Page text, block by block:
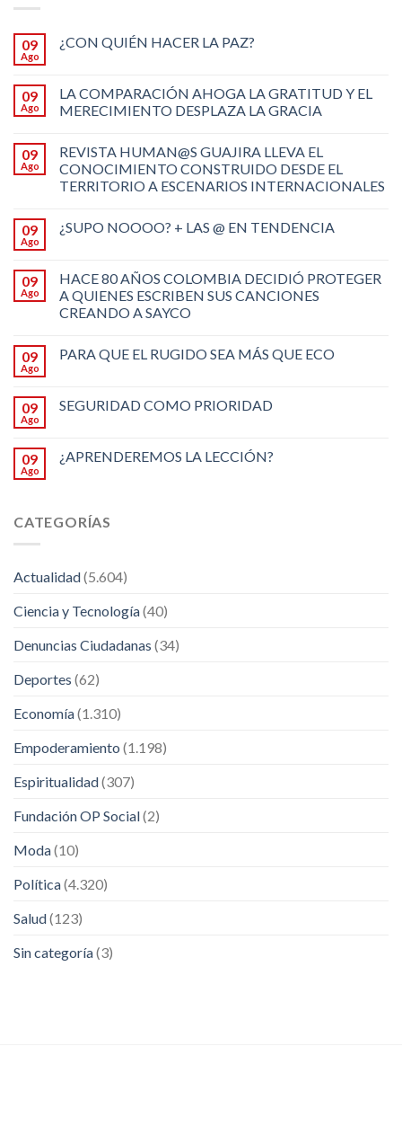
09
Ago
¿CON QUIÉN HACER LA PAZ?
09
Ago
LA COMPARACIÓN AHOGA LA GRATITUD Y EL
MERECIMIENTO DESPLAZA LA GRACIA
09
Ago
REVISTA HUMAN@S GUAJIRA LLEVA EL
CONOCIMIENTO CONSTRUIDO DESDE EL
TERRITORIO A ESCENARIOS INTERNACIONALES
09
Ago
¿SUPO NOOOO? + LAS @ EN TENDENCIA
09
Ago
HACE 80 AÑOS COLOMBIA DECIDIÓ PROTEGER
A QUIENES ESCRIBEN SUS CANCIONES
CREANDO A SAYCO
09
Ago
PARA QUE EL RUGIDO SEA MÁS QUE ECO
09
Ago
SEGURIDAD COMO PRIORIDAD
09
Ago
¿APRENDEREMOS LA LECCIÓN?
CATEGORÍAS
Actualidad(5.604)
Ciencia y Tecnología(40)
Denuncias Ciudadanas (34)
Deportes (62)
Economía(1.310)
Empoderamiento (1.198)
Espiritualidad(307)
Fundación OP Social(2)
Moda(10)
Política(4.320)
Salud(123)
Sin categoría(3)